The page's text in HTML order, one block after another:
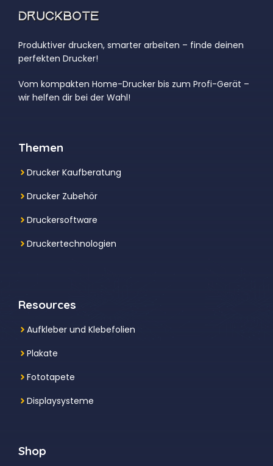
Produktiver drucken, smarter arbeiten – finde deinen
perfekten Drucker!
Vom kompakten Home-Drucker bis zum Profi-Gerät –
wir helfen dir bei der Wahl!
Themen
Drucker Kaufberatung
Drucker Zubehör
Druckersoftware
Druckertechnologien
Resources
Aufkleber und Klebefolien
Plakate
Fototapete
Displaysysteme
Shop